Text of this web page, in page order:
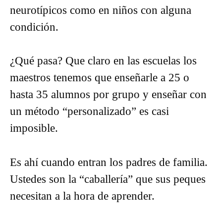
neurotípicos como en niños con alguna
condición.
¿Qué pasa? Que claro en las escuelas los
maestros tenemos que enseñarle a 25 o
hasta 35 alumnos por grupo y enseñar con
un método “personalizado” es casi
imposible.
Es ahí cuando entran los padres de familia.
Ustedes son la “caballería” que sus peques
necesitan a la hora de aprender.